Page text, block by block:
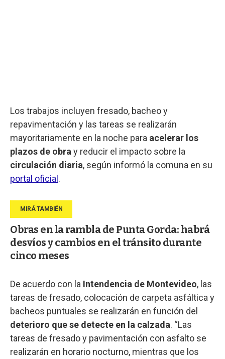
Los trabajos incluyen fresado, bacheo y
repavimentación y las tareas se realizarán
mayoritariamente en la noche para acelerar los
plazos de obra y reducir el impacto sobre la
circulación diaria, según informó la comuna en su
portal oficial .
Obras en la rambla de Punta Gorda: habrá
desvíos y cambios en el tránsito durante
cinco meses
De acuerdo con la Intendencia de Montevideo, las
tareas de fresado, colocación de carpeta asfáltica y
bacheos puntuales se realizarán en función del
deterioro que se detecte en la calzada. “Las
tareas de fresado y pavimentación con asfalto se
realizarán en horario nocturno, mientras que los